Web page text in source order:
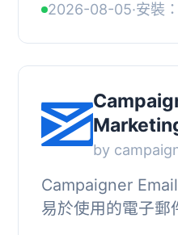
蹤未完成的結帳並
此外，還具備防詐
2026-08-05·安裝
by
Campaigner
易於使用的電子郵